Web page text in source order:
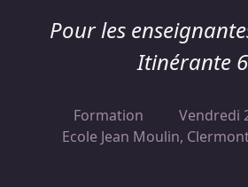
Pour les
Itinérante
Formation
Vendredi
Ecole Jean Moulin,